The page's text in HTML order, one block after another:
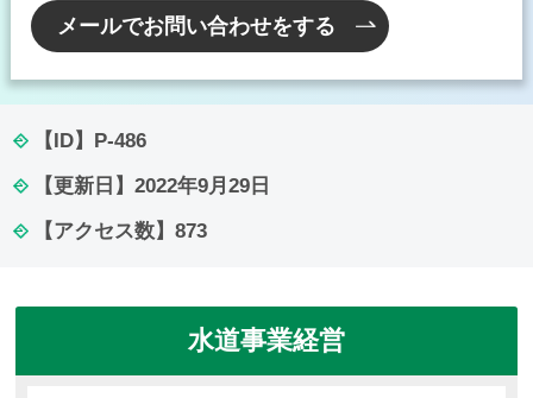
メールでお問い合わせをする
【ID】 P-486
【更新日】 2022年9月29日
【アクセス数】 873
水道事業経営